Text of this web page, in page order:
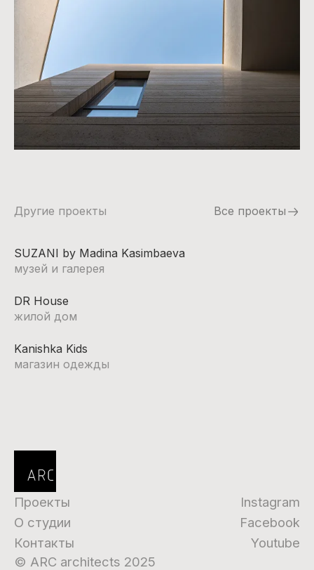
Другие проекты Все проекты
SUZANI by Madina Kasimbaeva
музей и галерея
DR House
жилой дом
Kanishka Kids
магазин одежды